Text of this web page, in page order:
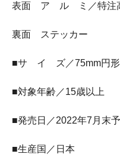
表面 ア ル ミ／特注高
裏面 ステッカー
■サ イ ズ／75mm円形
■対象年齢／15歳以上
■発売日／2022年7月末
■生産国／日本